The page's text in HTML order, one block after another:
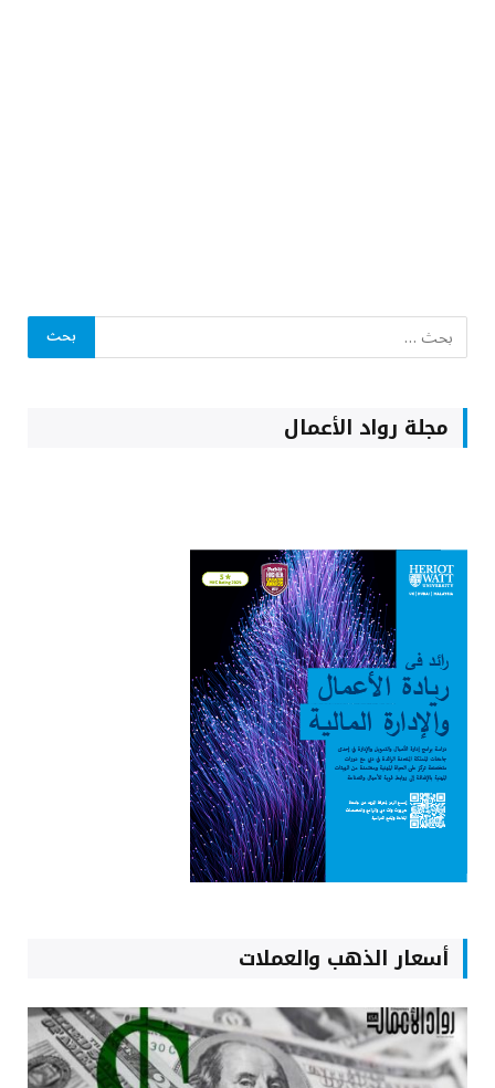
مجلة رواد الأعمال
أسعار الذهب والعملات